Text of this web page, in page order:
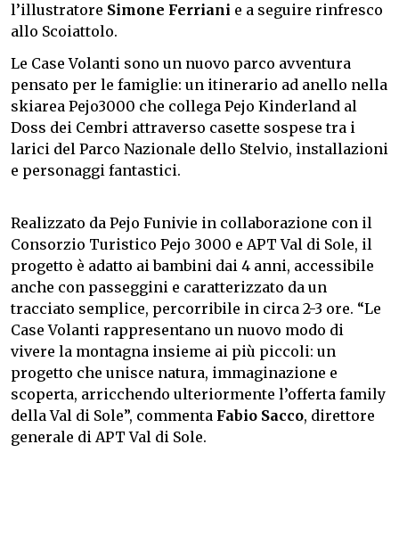
l’illustratore Simone Ferriani e a seguire rinfresco
allo Scoiattolo.
Le Case Volanti sono un nuovo parco avventura
pensato per le famiglie: un itinerario ad anello nella
skiarea Pejo3000 che collega Pejo Kinderland al
Doss dei Cembri attraverso casette sospese tra i
larici del Parco Nazionale dello Stelvio, installazioni
e personaggi fantastici.
Realizzato da Pejo Funivie in collaborazione con il
Consorzio Turistico Pejo 3000 e APT Val di Sole, il
progetto è adatto ai bambini dai 4 anni, accessibile
anche con passeggini e caratterizzato da un
tracciato semplice, percorribile in circa 2-3 ore. “Le
Case Volanti rappresentano un nuovo modo di
vivere la montagna insieme ai più piccoli: un
progetto che unisce natura, immaginazione e
scoperta, arricchendo ulteriormente l’offerta family
della Val di Sole”, commenta Fabio Sacco, direttore
generale di APT Val di Sole.